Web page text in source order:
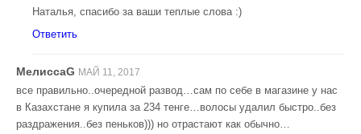
Наталья, спасибо за ваши теплые слова :)
Ответить
МелиссаG МАЙ 11, 2017
все правильно..очередной развод…сам по себе в магазине у нас
в Казахстане я купила за 234 тенге…волосы удалил быстро..без
раздражения..без пеньков))) но отрастают как обычно…